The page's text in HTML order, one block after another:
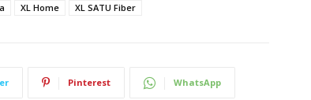
XL Home XL SATU Fiber
Pinterest WhatsApp